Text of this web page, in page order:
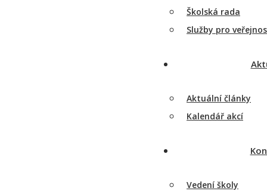
Školská rada
Služby pro
Aktuální články
Kalendář akcí
Vedení školy